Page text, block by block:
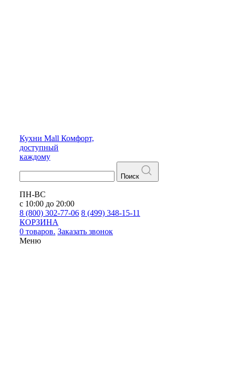
Кухни Mall Комфорт,
доступный
каждому
Поиск
ПН-ВС
с 10:00 до 20:00
8 (800) 302-77-06 8 (499) 348-15-11
КОРЗИНА
0 товаров. Заказать звонок
Меню